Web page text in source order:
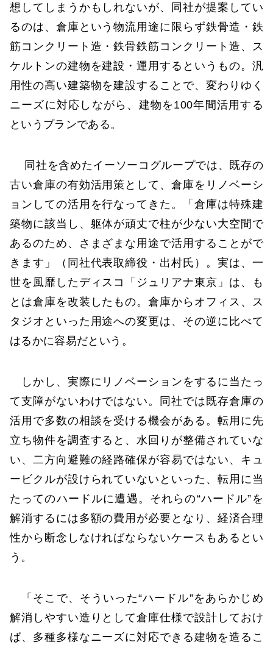
想してしまうかもしれないが、同社が提案してい
るのは、倉庫という物流用途に限らず鉄骨造・鉄
筋コンクリート造・鉄骨鉄筋コンクリート造、ス
ケルトンの建物を建設・運用するというもの。汎
用性の高い建築物を建設することで、変わりゆく
ニーズに対応しながら、建物を100年間活用する
というプランである。
同社を含めたイーソーコグループでは、既存の
古い倉庫の有効活用策として、倉庫をリノベーシ
ョンしての活用を行なってきた。「倉庫は特殊建
築物に該当し、躯体が頑丈で柱が少ない大空間で
あるのため、さまざまな用途で活用することがで
きます」（同社代表取締役・出村氏）。実は、一
世を風靡したディスコ「ジュリアナ東京」は、も
とは倉庫を改装したもの。倉庫からオフィス、ス
タジオといった用途への変更は、その逆に比べて
はるかに容易だという。
しかし、実際にリノベーションをするに当たっ
て支障がないわけではない。同社では既存倉庫の
活用で多数の相談を受ける機会がある。転用に先
立ち物件を調査すると、水回りが整備されていな
い、二方向避難の経路確保が容易ではない、キュ
ービクルが設けられていないといった、転用に当
たってのハードルに遭遇。それらの“ハードル”を
解消するには多額の費用が必要となり、経済合理
性から断念しなければならないケースもあるとい
う。
「そこで、そういった“ハードル”をあらかじめ
解消しやすい造りとして倉庫仕様で設計しておけ
ば、多種多様なニーズに対応できる建物を造るこ